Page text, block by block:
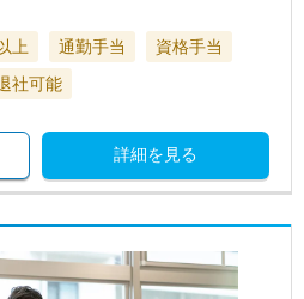
上 通勤手当
資格手当
社可能
詳細を見る